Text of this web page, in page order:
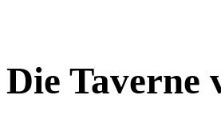
Die Taverne